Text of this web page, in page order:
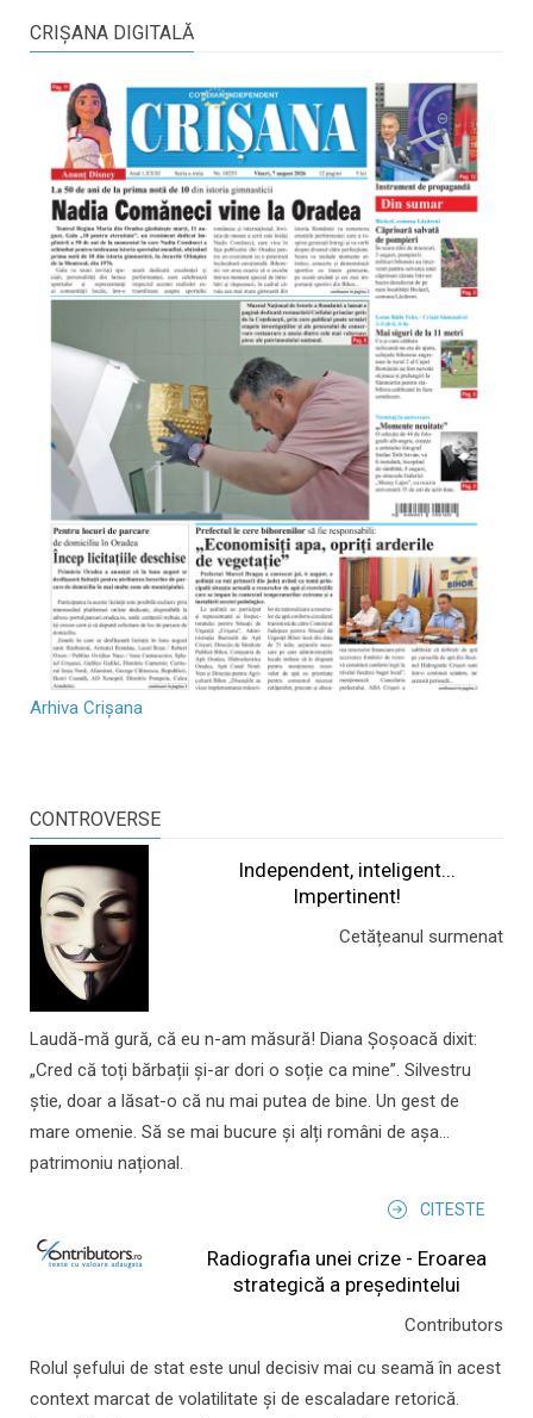
CRIŞANA DIGITALĂ
Arhiva Crișana
CONTROVERSE
Independent, inteligent...
Impertinent!
Cetățeanul surmenat
Laudă-mă gură, că eu n-am măsură! Diana Șoșoacă dixit:
„Cred că toți bărbații și-ar dori o soție ca mine”. Silvestru
știe, doar a lăsat-o că nu mai putea de bine. Un gest de
mare omenie. Să se mai bucure și alți români de așa...
patrimoniu național.
CITESTE
Radiografia unei crize - Eroarea
strategică a președintelui
Contributors
Rolul şefului de stat este unul decisiv mai cu seamă în acest
context marcat de volatilitate şi de escaladare retorică.